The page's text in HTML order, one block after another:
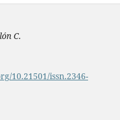
C.
10.21501/issn.2346-